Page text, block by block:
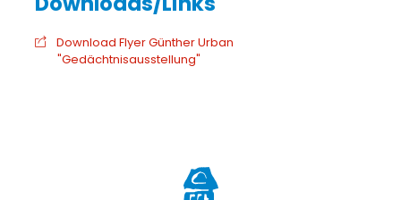
Download Flyer Günther Urban
"Gedächtnisausstellung"